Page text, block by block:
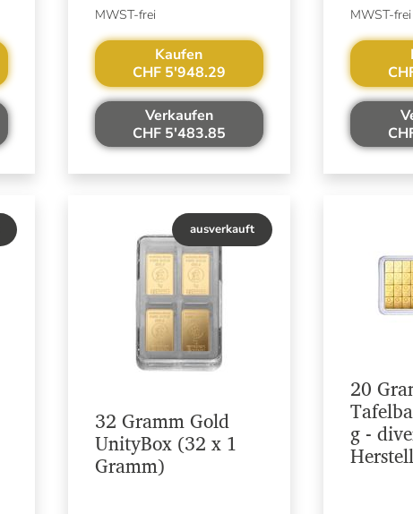
MWST-frei
Kaufen
CHF 5'948.29
Verkaufen
CHF 5'483.85
MWST-frei
ausverkauft
32 Gramm Gold
UnityBox (32 x 1
Gramm)
20
g -